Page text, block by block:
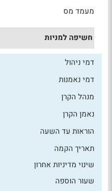
מעמד מס
חשיפה למניות
דמי ניהול
דמי נאמנות
מנהל הקרן
נאמן הקרן
הוראות עד השעה
תאריך הקמה
שינוי מדיניות אחרון
שעור הוספה